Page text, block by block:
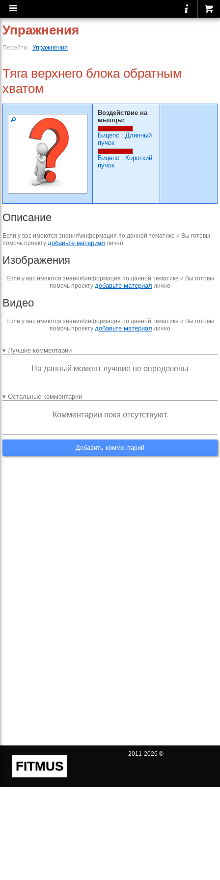
Упражнения
Перейти: Упражнения
Тяга верхнего блока обратным
хватом
Воздействие на
мышцы:
Бицепс : Длинный
пучок
Бицепс : Короткий
пучок
Описание
Если у вас имеются знания\информация по данной тематике и Вы готовы
помочь проекту добавьте материал лично
Изображения
Если у вас имеются знания\информация по данной тематике и Вы готовы
помочь проекту добавьте материал лично
Видео
Если у вас имеются знания\информация по данной тематике и Вы готовы
помочь проекту добавьте материал лично
▾ Лучшие комментарии
На данный момент лучшие не определены
▾ Остальные комментарии
Комментарии пока отсутствуют.
Добавить комментарий
FITMUS
2011-2026 ©